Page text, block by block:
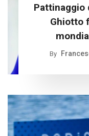
Pattinaggio
Ghiotto
By